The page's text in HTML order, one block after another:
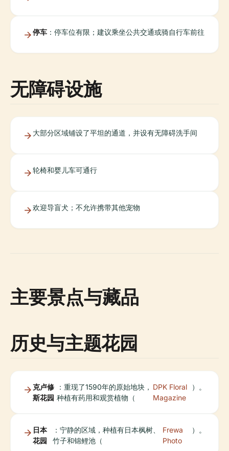
停车 ：停车位有限；建议乘坐公共交通或骑自行车前往
无障碍设施
大部分区域铺设了平坦的通道，并设有无障碍洗手间
轮椅和婴儿车可通行
欢迎导盲犬；不允许携带其他宠物
主要景点与藏品
历史与主题花园
克卢修
斯花园
：重现了1590年的原始地块，
种植有药用和观赏植物（
DPK Floral
Magazine
）。
日本
花园
：宁静的区域，种植有日本枫树、
竹子和锦鲤池（
Frewa
Photo
）。